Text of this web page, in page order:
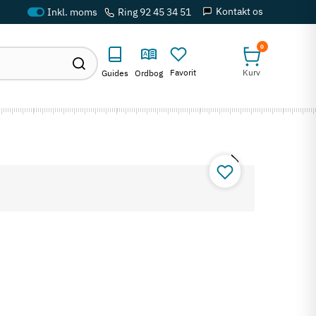
Ring 92 45 34 51 Kontakt os
Guides Ordbog Favorit
0
Kurv